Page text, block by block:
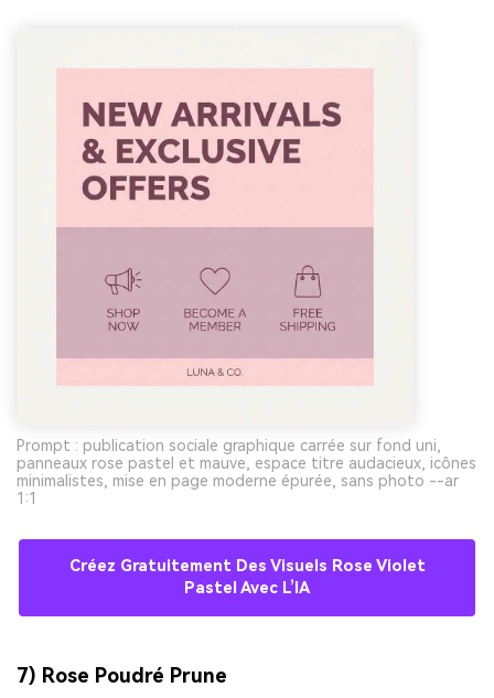
Prompt : publication sociale graphique carrée sur fond uni,
panneaux rose pastel et mauve, espace titre audacieux, icônes
minimalistes, mise en page moderne épurée, sans photo --ar
1:1
Créez Gratuitement Des Visuels Rose Violet
Pastel Avec L’IA
7) Rose Poudré Prune